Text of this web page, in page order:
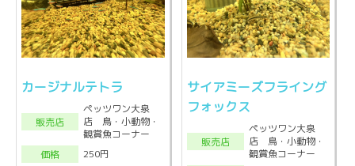
カージナルテトラ
販売店
ペッツワン大泉
店 鳥・小動物・
観賞魚コーナー
価格
250円
サイアミーズフライング
フォックス
販売店
ペッツワン大泉
店 鳥・小動物・
観賞魚コーナー